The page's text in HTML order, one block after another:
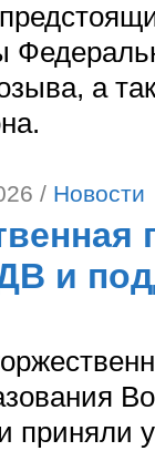
а
/ Новости
и
приняли